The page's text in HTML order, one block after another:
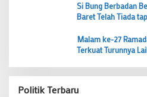
Si Bung Berbadan
Baret Telah Tiada
Malam ke-27
Terkuat Turunnya
Politik Terbaru
Tangerang Periode
Di Banten, Politik